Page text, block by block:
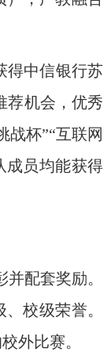
得中信银行苏
荐机会 ，优秀
战杯”“互联网
成员均能获得
配套奖励。
校级荣誉。
外比赛。